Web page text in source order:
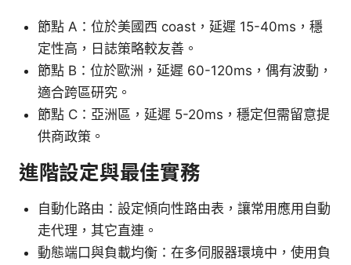
節點 A：位於美國西 coast，延遲 15-40ms，穩
定性高，日誌策略較友善。
節點 B：位於歐洲，延遲 60-120ms，偶有波動，
適合跨區研究。
節點 C：亞洲區，延遲 5-20ms，穩定但需留意提
供商政策。
進階設定與最佳實務
自動化路由：設定傾向性路由表，讓常用應用自動
走代理，其它直連。
動態端口與負載均衡：在多伺服器環境中，使用負